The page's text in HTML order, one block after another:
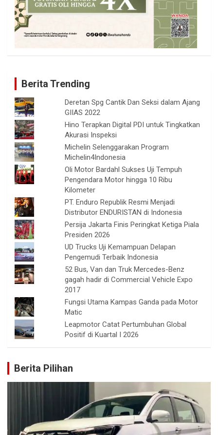
Berita Trending
Deretan Spg Cantik Dan Seksi dalam Ajang
GIIAS 2022
Hino Terapkan Digital PDI untuk Tingkatkan
Akurasi Inspeksi
Michelin Selenggarakan Program
Michelin4Indonesia
Oli Motor Bardahl Sukses Uji Tempuh
Pengendara Motor hingga 10 Ribu
Kilometer
PT. Enduro Republik Resmi Menjadi
Distributor ENDURISTAN di Indonesia
Persija Jakarta Finis Peringkat Ketiga Piala
Presiden 2026
UD Trucks Uji Kemampuan Delapan
Pengemudi Terbaik Indonesia
52 Bus, Van dan Truk Mercedes-Benz
gagah hadir di Commercial Vehicle Expo
2017
Fungsi Utama Kampas Ganda pada Motor
Matic
Leapmotor Catat Pertumbuhan Global
Positif di Kuartal I 2026
Berita Pilihan